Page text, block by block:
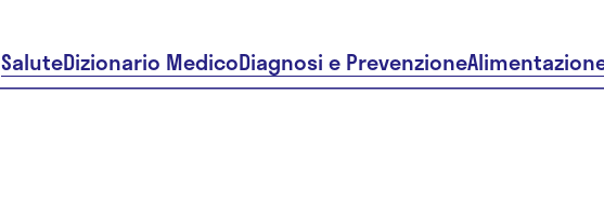
SaluteDizionario MedicoDiagnosi e Prevenzione